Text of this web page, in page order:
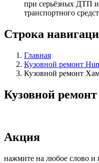
при серьёзных ДТП
транспортного
Строка
Главная
Кузовной ремонт
Кузовной ремонт
Кузовной
Акция
нажмите на любое слово и